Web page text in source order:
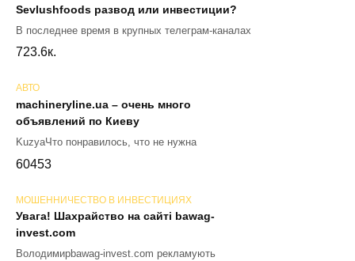
Sevlushfoods развод или инвестиции?
В последнее время в крупных телеграм-каналах
723.6к.
АВТО
machineryline.ua – очень много
объявлений по Киеву
KuzyaЧто понравилось, что не нужна
60453
МОШЕННИЧЕСТВО В ИНВЕСТИЦИЯХ
Увага! Шахрайство на сайті bawag-
invest.com
Володимирbawag-invest.com рекламують